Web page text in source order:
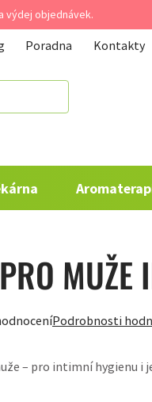
výdej objednávek.
Poradna Kontakty
MUŽE
Podrobnosti
– pro intimní hygienu i